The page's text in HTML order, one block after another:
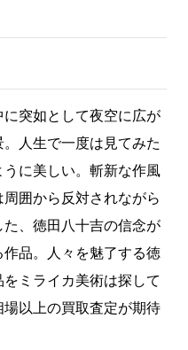
に突如として夜空に広が
。人生で一度は見てみた
うに美しい。斬新な作風
囲から反対されながら
た、徳田八十吉の信念が
品。人々を魅了する徳
をミライカ美術は探して
場以上の買取査定が期待